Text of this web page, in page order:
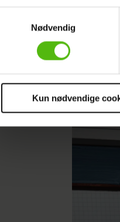
Dine valg anvendes på hele
Vi ønsker dit samtykke til at
Vi anvender egne cookies
sociale medier.
Nødvendig
Kun nødvendige
Nemlig
Laus